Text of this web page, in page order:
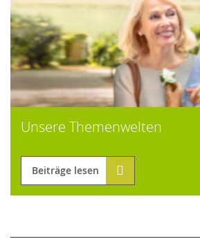
Unsere Themenwelten
Beiträge lesen